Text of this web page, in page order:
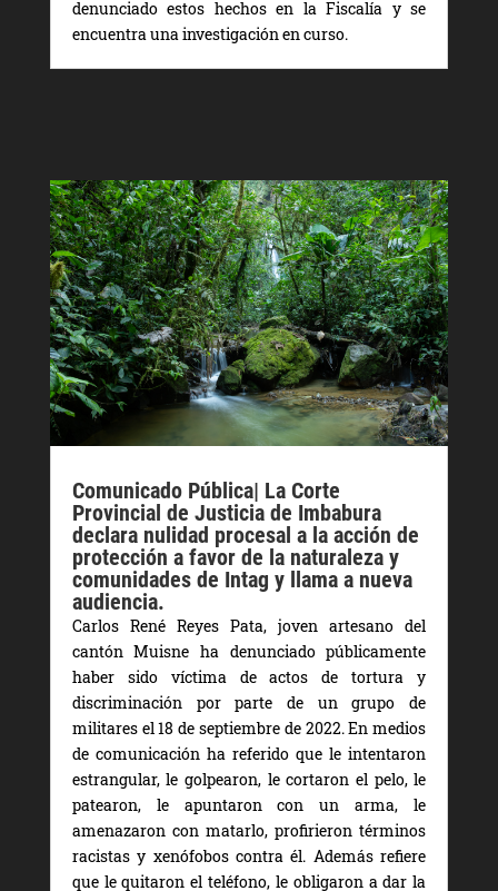
denunciado estos hechos en la Fiscalía y se
encuentra una investigación en curso.
Comunicado Pública| La Corte
Provincial de Justicia de Imbabura
declara nulidad procesal a la acción de
protección a favor de la naturaleza y
comunidades de Intag y llama a nueva
audiencia.
Carlos René Reyes Pata, joven artesano del
cantón Muisne ha denunciado públicamente
haber sido víctima de actos de tortura y
discriminación por parte de un grupo de
militares el 18 de septiembre de 2022. En medios
de comunicación ha referido que le intentaron
estrangular, le golpearon, le cortaron el pelo, le
patearon, le apuntaron con un arma, le
amenazaron con matarlo, profirieron términos
racistas y xenófobos contra él. Además refiere
que le quitaron el teléfono, le obligaron a dar la